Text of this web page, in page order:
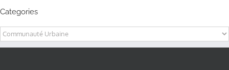
Categories
Categories